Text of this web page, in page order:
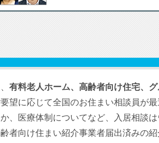
有料老人ホーム、高齢者向け住宅、
望に応じて全国のお住まい相談員が
、医療体制についてなど、入居相談
者向け住まい紹介事業者届出済みの